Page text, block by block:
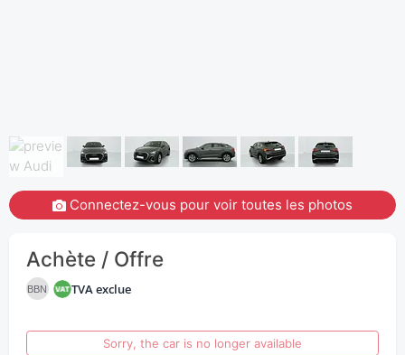
Connectez-vous pour voir toutes les photos
Achète / Offre
BBN TVA exclue
Sorry, the car is no longer available